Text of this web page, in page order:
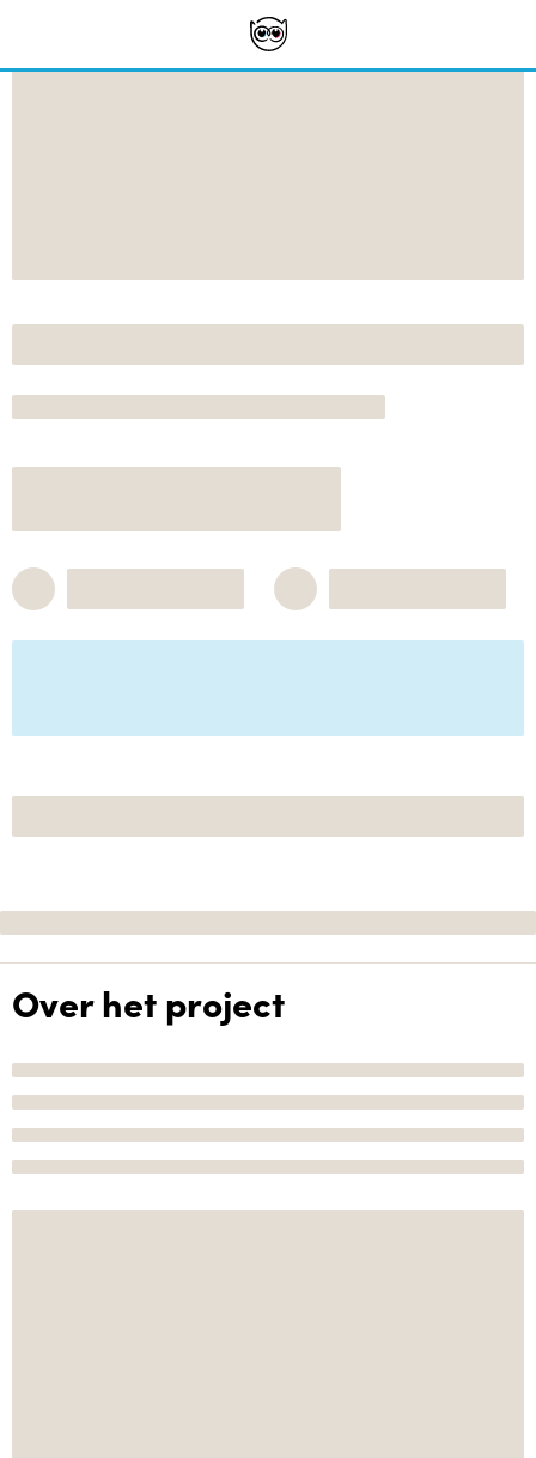
Over het project